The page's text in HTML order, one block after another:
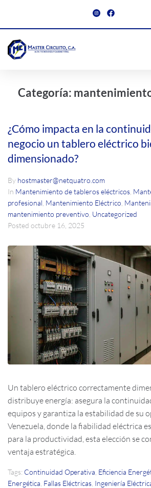
Categoría:
¿Cómo impacta en la
negocio un tablero eléctrico
dimensionado?
By hostmaster@netquatro.com
In Mantenimiento de tableros eléctricos,
profesional, Mantenimiento Eléctrico,
mantenimiento preventivo, Uncategorized
Posted octubre 16, 2025
Un tablero eléctrico correctamente
distribuye energía: asegura la
equipos y garantiza la estabilidad de su
Venezuela, donde la fiabilidad eléctrica
para la productividad, esta elección se
ventaja estratégica.
Tags: Continuidad Operativa Eficiencia
Energética Fallas Eléctricas Ingeniería